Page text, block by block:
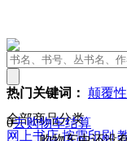
热门关键词： 颠覆
0去购物车结算
全部商品分类
网上书店按需印刷